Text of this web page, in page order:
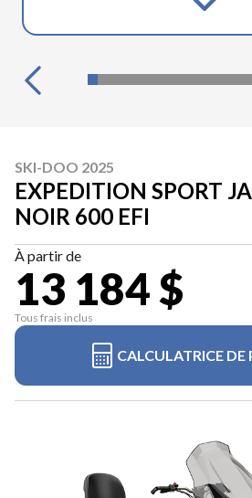
SKI-DOO 2025
EXPEDITION SPORT
NOIR 600 EFI
À partir de
13 184 $
Tous frais inclus
CALCULATRICE DE